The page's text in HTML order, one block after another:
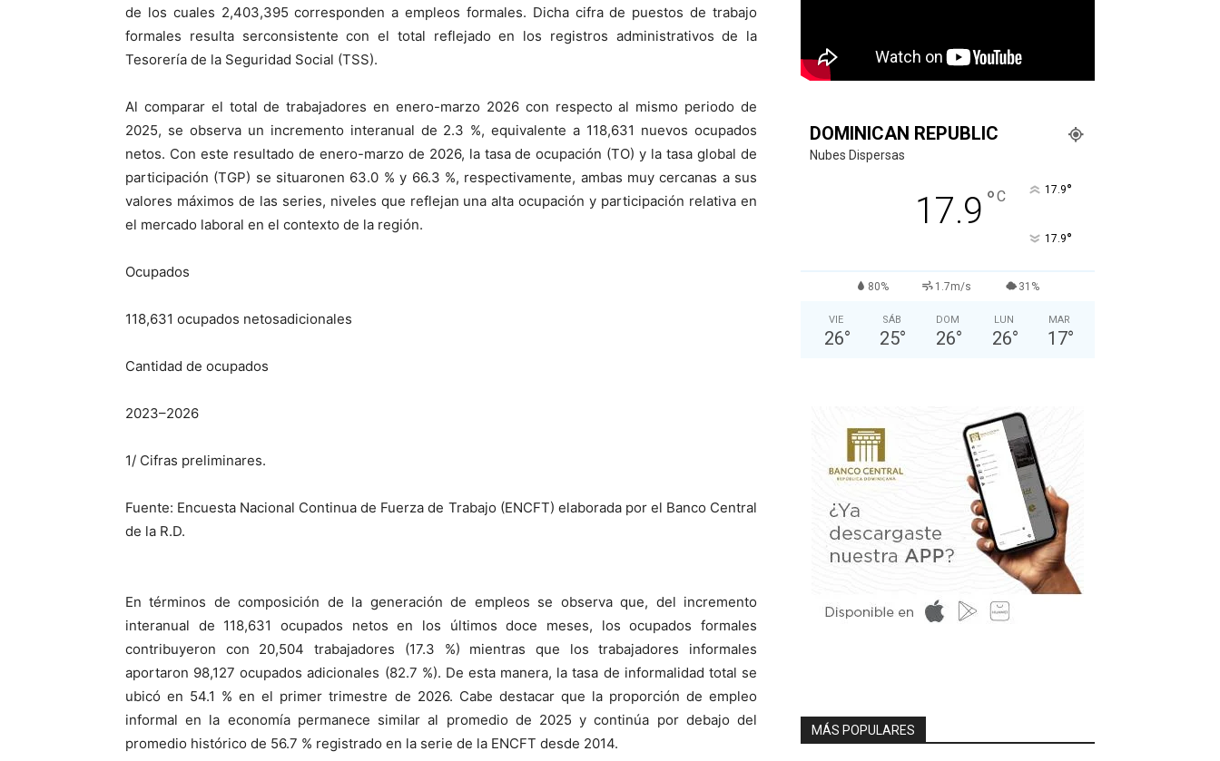
de los cuales 2,403,395 corresponden a empleos formales. Dicha cifra de puestos de trabajo
formales resulta serconsistente con el total reflejado en los registros administrativos de la
Tesorería de la Seguridad Social (TSS).
Al comparar el total de trabajadoresen enero-marzo 2026 con respecto al mismo periodo de
2025, se observa un incremento interanual de 2.3 %, equivalente a 118,631 nuevos ocupados
netos. Con este resultado de enero-marzo de 2026, la tasa de ocupación (TO)y la tasa global de
participación (TGP) se situaronen 63.0 % y 66.3 %, respectivamente, ambas muy cercanas a sus
valores máximos de las series, niveles que reflejan una alta ocupación y participación relativa en
el mercado laboral en el contexto de la región.
Ocupados
118,631 ocupados netosadicionales
Cantidad de ocupados
2023–2026
1/ Cifras preliminares.
Fuente: Encuesta Nacional Continua de Fuerza de Trabajo (ENCFT) elaborada por el Banco Central
de la R.D.
En términos de composición de la generación de empleos se observa que, del incremento
interanual de 118,631 ocupados netos en los últimos doce meses, los ocupados formales
contribuyeron con 20,504 trabajadores (17.3 %) mientras que los trabajadores informales
aportaron 98,127 ocupados adicionales (82.7 %). De esta manera, la tasa de informalidad total se
ubicó en 54.1 % en el primer trimestre de 2026. Cabe destacar que la proporción de empleo
informal en la economía permanece similar al promedio de 2025 y continúa por debajo del
promedio histórico de 56.7 % registrado en la serie de la ENCFT desde 2014.
DOMINICAN REPUBLIC
Nubes Dispersas
17.9 °C 17.9°
17.9°
80% 1.7m/s 31%
VIE
26°
SÁB
25°
DOM
26°
LUN
26°
MAR
17°
MÁS POPULARES